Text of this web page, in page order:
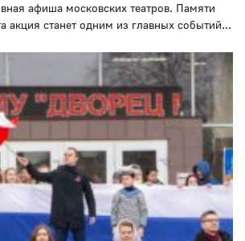
афиша московских театров. Памяти
акция станет одним из главных событий...